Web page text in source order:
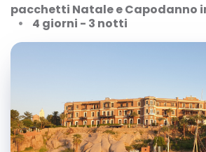
pacchetti Natale e Capodanno
4 giorni - 3 notti